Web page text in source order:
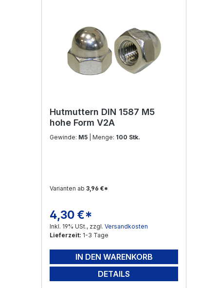
Hutmuttern DIN 1587 M5
hohe Form V2A
Gewinde: M5 | Menge: 100 Stk.
Varianten ab 3,96 €*
Regulärer Preis:
4,30 €*
Inkl. 19% USt., zzgl. Versandkosten
Lieferzeit: 1-3 Tage
IN DEN WARENKORB
DETAILS